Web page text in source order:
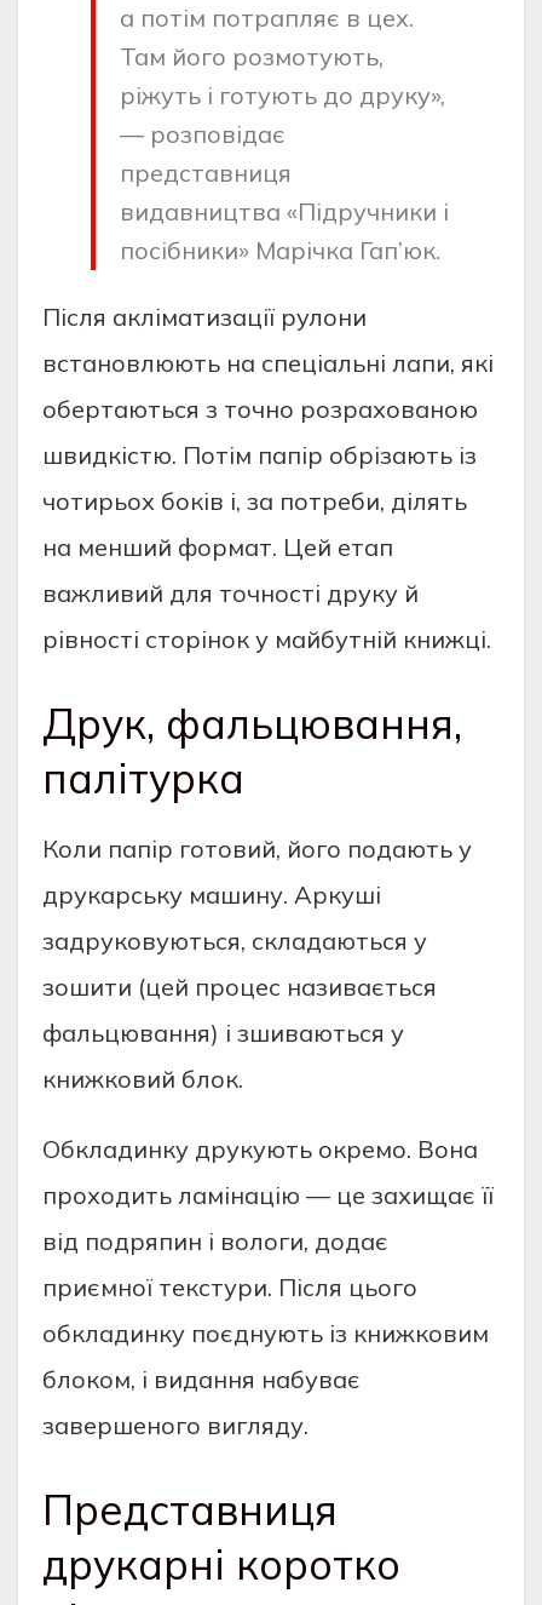
а потім потрапляє в цех.
Там його розмотують,
ріжуть і готують до друку»,
— розповідає
представниця
видавництва «Підручники і
посібники» Марічка Гап’юк.
Після акліматизації рулони
встановлюють на спеціальні лапи, які
обертаються з точно розрахованою
швидкістю. Потім папір обрізають із
чотирьох боків і, за потреби, ділять
на менший формат. Цей етап
важливий для точності друку й
рівності сторінок у майбутній книжці.
Друк, фальцювання,
палітурка
Коли папір готовий, його подають у
друкарську машину. Аркуші
задруковуються, складаються у
зошити (цей процес називається
фальцювання) і зшиваються у
книжковий блок.
Обкладинку друкують окремо. Вона
проходить ламінацію — це захищає її
від подряпин і вологи, додає
приємної текстури. Після цього
обкладинку поєднують із книжковим
блоком, і видання набуває
завершеного вигляду.
Представниця
друкарні коротко